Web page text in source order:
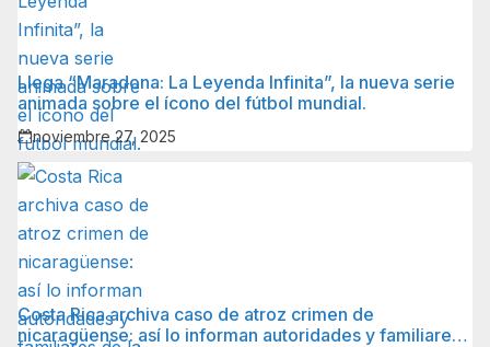
Llega “Maradona: La Leyenda Infinita”, la nueva serie
animada sobre el ícono del fútbol mundial.
noviembre 27, 2025
Costa Rica archiva caso de atroz crimen de
nicaragüense: así lo informan autoridades y familiares